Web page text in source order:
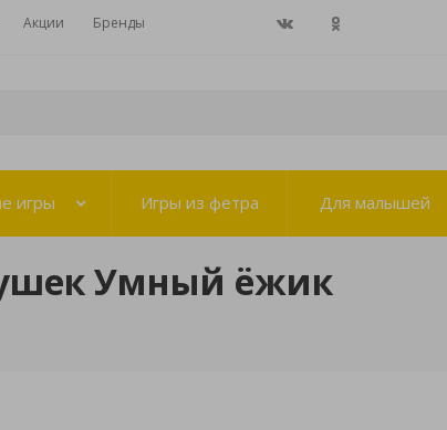
Акции Бренды
игры Игры из фетра Для малышей
Умный ёжик